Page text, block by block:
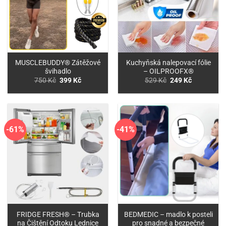
MUSCLEBUDDY® Zátěžové
švihadlo
750Kč Původní
byla:
399 KčAktuální
je:
Kuchyňská nalepovací fólie
– OILPROOFX®
529Kč Původní
byla:
249 KčAktuální
je:
-61%
FRIDGE FRESH® – Trubka
na Čištění Odtoku Lednice
-41%
BEDMEDIC – madlo k posteli
pro snadné a bezpečné